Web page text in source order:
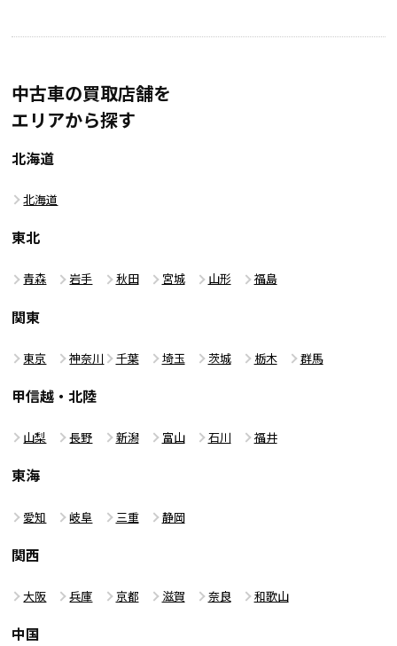
中古車の買取店舗を
エリアから探す
北海道
北海道
東北
青森 岩手 秋田 宮城 山形 福島
関東
東京 神奈川 千葉 埼玉 茨城 栃木 群馬
甲信越・北陸
山梨 長野 新潟 富山 石川 福井
東海
愛知 岐阜 三重 静岡
関西
大阪 兵庫 京都 滋賀 奈良 和歌山
中国